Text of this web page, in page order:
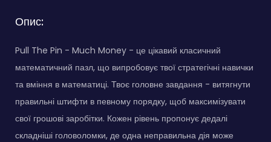
Опис:
Pull The Pin - Much Money - це цікавий класичний
математичний пазл, що випробовує твої стратегічні навички
та вміння в математиці. Твоє головне завдання - витягнути
правильні штифти в певному порядку, щоб максимізувати
свої грошові заробітки. Кожен рівень пропонує дедалі
складніші головоломки, де одна неправильна дія може